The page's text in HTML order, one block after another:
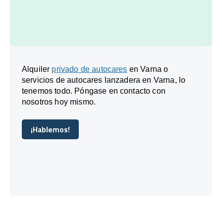
Alquiler privado de autocares en Varna o
servicios de autocares lanzadera en Varna, lo
tenemos todo. Póngase en contacto con
nosotros hoy mismo.
¡Hablemos!
¡Hablemos!